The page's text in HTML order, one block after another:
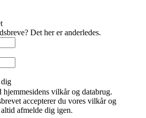
Det her er anderledes.
hjemmesidens vilkår og databrug.
accepterer du vores vilkår og
afmelde dig igen.